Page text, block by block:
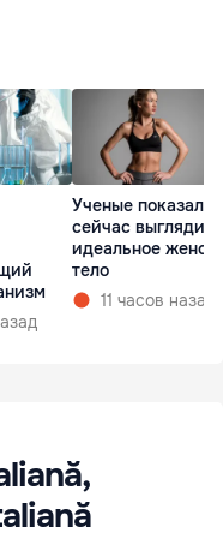
Ученые показали,
сейчас выглядит
идеальное
тело
11 часов назад